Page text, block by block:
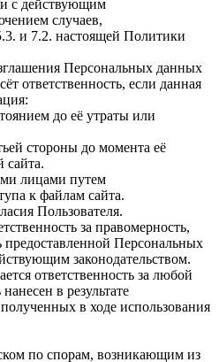
с действующим
случаев,
и 7.2. настоящей Политики
Персональных данных
ответственность, если данная
до её утраты или
стороны до момента её
сайта.
лицами путем
к файлам сайта.
Пользователя.
за правомерность,
предоставленной Персональных
законодательством.
ответственность за любой
в результате
в ходе использования
по спорам, возникающим из